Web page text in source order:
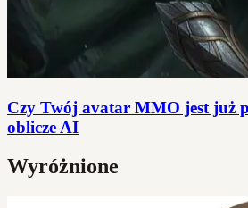
Czy Twój avatar MMO jest już
oblicze AI
Wyróżnione